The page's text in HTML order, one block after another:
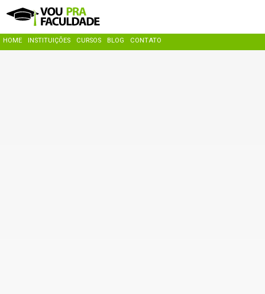
HOME INSTITUIÇÕES CURSOS BLOG CONTATO